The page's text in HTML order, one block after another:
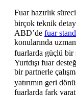
Fuar hazırlık
birçok teknik
ABD’de fuar
konularında
fuarlarda güçlü bir
Yurtdışı fuar
bir partnerle
yatırımın geri
fuarlarda fark